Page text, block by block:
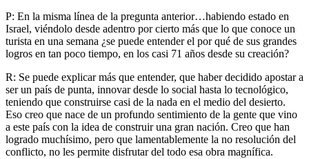
P: En la misma línea de la pregunta anterior…habiendo estado en
Israel, viéndolo desde adentro por cierto más que lo que conoce un
turista en una semana ¿se puede entender el por qué de sus grandes
logros en tan poco tiempo, en los casi 71 años desde su creación?
R: Se puede explicar más que entender, que haber decidido apostar a
ser un país de punta, innovar desde lo social hasta lo tecnológico,
teniendo que construirse casi de la nada en el medio del desierto.
Eso creo que nace de un profundo sentimiento de la gente que vino
a este país con la idea de construir una gran nación. Creo que han
logrado muchísimo, pero que lamentablemente la no resolución del
conflicto, no les permite disfrutar del todo esa obra magnífica.